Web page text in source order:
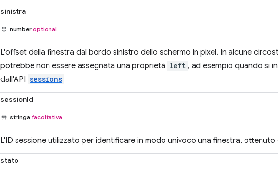
sinistra
number optional
L'offset della finestra dal bordo sinistro dello schermo in pixel. In alcune
potrebbe non essere assegnata una proprietà left , ad esempio quando si
dall'API sessions .
sessionId
stringa facoltativa
L'ID sessione utilizzato per identificare in modo univoco una finestra, ottenuto
stato